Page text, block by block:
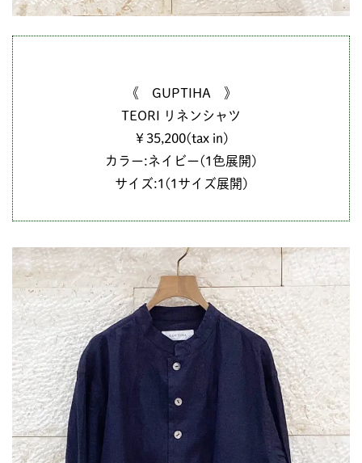
《 GUPTIHA 》
TEORI リネンシャツ
￥35,200(tax in)
カラー:ネイビー(1色展開)
サイズ:1(1サイズ展開)